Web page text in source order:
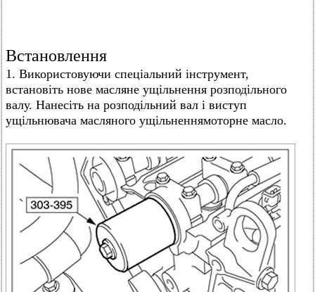
Встановлення
1. Використовуючи спеціальний інструмент,
встановіть нове масляне ущільнення розподільного
валу. Нанесіть на розподільний вал і виступ
ущільнювача масляного ущільненнямоторне масло.